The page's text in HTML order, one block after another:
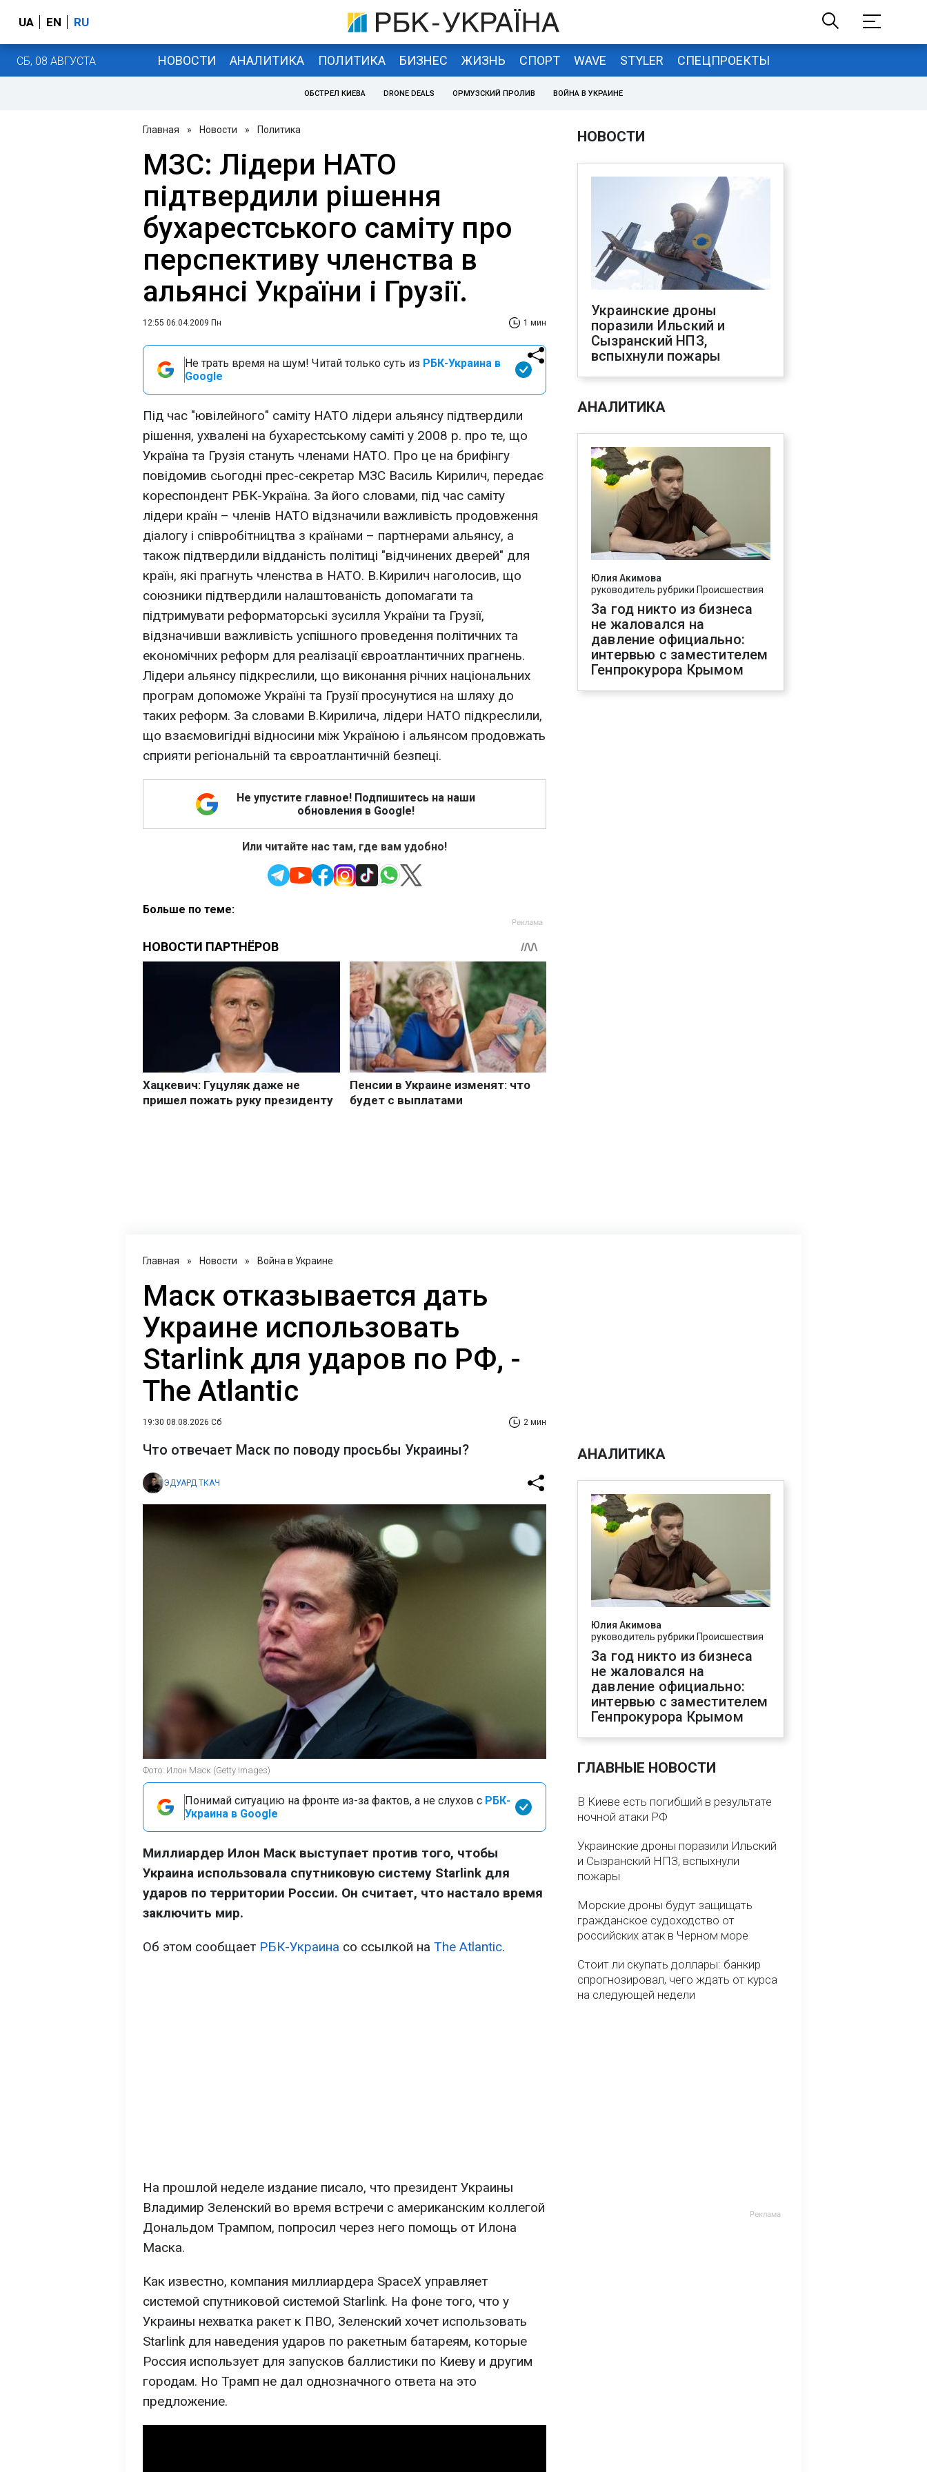
UA EN RU
СБ, 08 АВГУСТА НОВОСТИ АНАЛИТИКА ПОЛИТИКА БИЗНЕС ЖИЗНЬ СПОРТ WAVE STYLER СПЕЦПРОЕКТЫ
ОБСТРЕЛ КИЕВА DRONE DEALS ОРМУЗСКИЙ ПРОЛИВ ВОЙНА В УКРАИНЕ
Главная » Новости » Политика
МЗС: Лідери НАТО
підтвердили рішення
бухарестського саміту про
перспективу членства в
альянсі України і Грузії.
12:55 06.04.2009 Пн 1 мин
Не трать время на шум! Читай только суть из РБК-Украина в
Google
Під час "ювілейного" саміту НАТО лідери альянсу підтвердили
рішення, ухвалені на бухарестському саміті у 2008 р. про те, що
Україна та Грузія стануть членами НАТО. Про це на брифінгу
повідомив сьогодні прес-секретар МЗС Василь Кирилич, передає
кореспондент РБК-Україна. За його словами, під час саміту
лідери країн – членів НАТО відзначили важливість продовження
діалогу і співробітництва з країнами – партнерами альянсу, а
також підтвердили відданість політиці "відчинених дверей" для
країн, які прагнуть членства в НАТО. В.Кирилич наголосив, що
союзники підтвердили налаштованість допомагати та
підтримувати реформаторські зусилля України та Грузії,
відзначивши важливість успішного проведення політичних та
економічних реформ для реалізації євроатлантичних прагнень.
Лідери альянсу підкреслили, що виконання річних національних
програм допоможе Україні та Грузії просунутися на шляху до
таких реформ. За словами В.Кирилича, лідери НАТО підкреслили,
що взаємовигідні відносини між Україною і альянсом продовжать
сприяти регіональній та євроатлантичній безпеці.
Не упустите главное! Подпишитесь на наши
обновления в Google!
Или читайте нас там, где вам удобно!
Больше по теме:
НОВОСТИ
Украинские дроны
поразили Ильский и
Сызранский НПЗ,
вспыхнули пожары
АНАЛИТИКА
Юлия Акимова
руководитель рубрики Происшествия
За год никто из бизнеса
не жаловался на
давление официально:
интервью с заместителем
Генпрокурора Крымом
Главная » Новости » Война в Украине
Маск отказывается дать
Украине использовать
Starlink для ударов по РФ, -
The Atlantic
19:30 08.08.2026 Сб 2 мин
Что отвечает Маск по поводу просьбы Украины?
ЭДУАРД ТКАЧ
Фото: Илон Маск (Getty Images)
Понимай ситуацию на фронте из-за фактов, а не слухов с РБК-
Украина в Google
Миллиардер Илон Маск выступает против того, чтобы
Украина использовала спутниковую систему Starlink для
ударов по территории России. Он считает, что настало время
заключить мир.
Об этом сообщает РБК-Украина со ссылкой на The Atlantic.
На прошлой неделе издание писало, что президент Украины
Владимир Зеленский во время встречи с американским коллегой
Дональдом Трампом, попросил через него помощь от Илона
Маска.
Как известно, компания миллиардера SpaceX управляет
системой спутниковой системой Starlink. На фоне того, что у
Украины нехватка ракет к ПВО, Зеленский хочет использовать
Starlink для наведения ударов по ракетным батареям, которые
Россия использует для запусков баллистики по Киеву и другим
городам. Но Трамп не дал однозначного ответа на это
предложение.
АНАЛИТИКА
Юлия Акимова
руководитель рубрики Происшествия
За год никто из бизнеса
не жаловался на
давление официально:
интервью с заместителем
Генпрокурора Крымом
ГЛАВНЫЕ НОВОСТИ
В Киеве есть погибший в результате
ночной атаки РФ
Украинские дроны поразили Ильский
и Сызранский НПЗ, вспыхнули
пожары
Морские дроны будут защищать
гражданское судоходство от
российских атак в Черном море
Стоит ли скупать доллары: банкир
спрогнозировал, чего ждать от курса
на следующей недели